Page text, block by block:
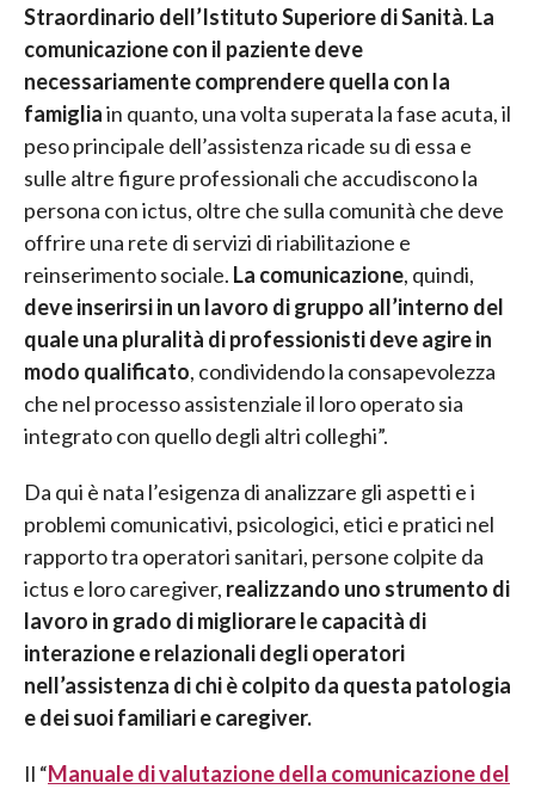
Straordinario dell’Istituto Superiore di Sanità. La
comunicazione con il paziente deve
necessariamente comprendere quella con la
famigliain quanto, una volta superata la fase acuta, il
peso principale dell’assistenza ricade su di essa e
sulle altre figure professionali che accudiscono la
persona con ictus, oltre che sulla comunità che deve
offrire una rete di servizi di riabilitazione e
reinserimento sociale. La comunicazione, quindi,
deve inserirsi in un lavoro di gruppo all’interno del
quale una pluralità di professionisti deve agire in
modo qualificato, condividendo la consapevolezza
che nel processo assistenziale il loro operato sia
integrato con quello degli altri colleghi”.
Da qui è nata l’esigenza di analizzare gli aspetti e i
problemi comunicativi, psicologici, etici e pratici nel
rapporto tra operatori sanitari, persone colpite da
ictus e loro caregiver, realizzando uno strumento di
lavoro in grado di migliorare le capacità di
interazione e relazionali degli operatori
nell’assistenza di chi è colpito da questa patologia
e dei suoi familiari e caregiver.
Il “Manuale di valutazione della comunicazione del